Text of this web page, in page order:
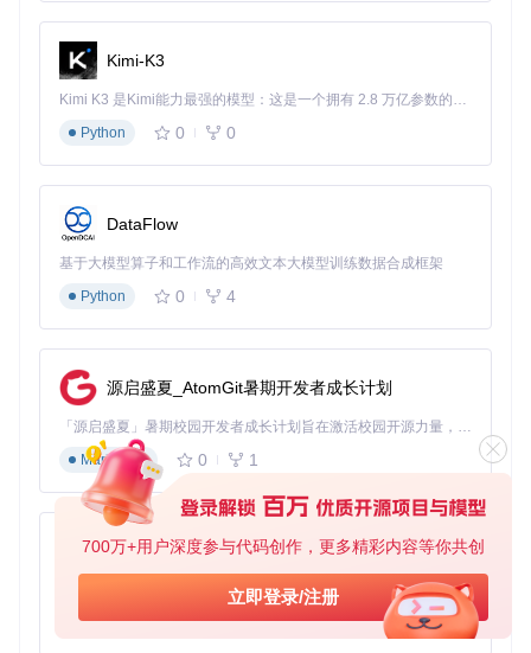
700万+用户深度参与代码创作，更多精彩内容等你共创
立即登录/注册
iex(irm
下载并执行
验证标准 ：命令执行完成后，IDM主界面"关于"窗
口显示试用期被冻结或已激活状态
目标：通过本地脚本文件执行激活操作
工具，具备基本命令行操作能力执行命令：
执行说明
据菜单提示选择所需功能验证标准：脚本执行成功后，IDM重
启时不再显示试用期剩余天数提示
⚠️ 进阶技巧：提升使用效率的专业方法
命令行参数应用（无人值守模式）
IDM激活工具支持通过命令行参数直接执行特定功能，无需交
互操作，适合自动化部署：
Kimi-K3
Kimi K3 是Kimi能力最强的模型：这是一个拥有 2.8 万亿参数的混合专家（MoE）模型，具备原生视觉理解能力，并支持 100 万 token 的上下文窗口。
Python
0 0
DataFlow
基于大模型算子和工作流的高效文本大模型训练数据合成框架
Python
0 4
源启盛夏_AtomGit暑期开发者成长计划
「源启盛夏」暑期校园开发者成长计划旨在激活校园开源力量，通过积分激励、认证扶持、资源倾斜等形式，引导高校组织和开发者完成「入驻 — 建项目 — 做贡献 — 获认证 — 得资源」的完整闭环。无论你是想带领社团入驻平台的组织者，还是希望用代码贡献证明自己的开发者，都能在这里找到属于你的成长路径。
Markdown
0 1
py-xiaozhi
基于Python的Xiaozhi AI，适用于想要完整Xiaozhi体验而无需拥有专用硬件的用户。
Python
0 1